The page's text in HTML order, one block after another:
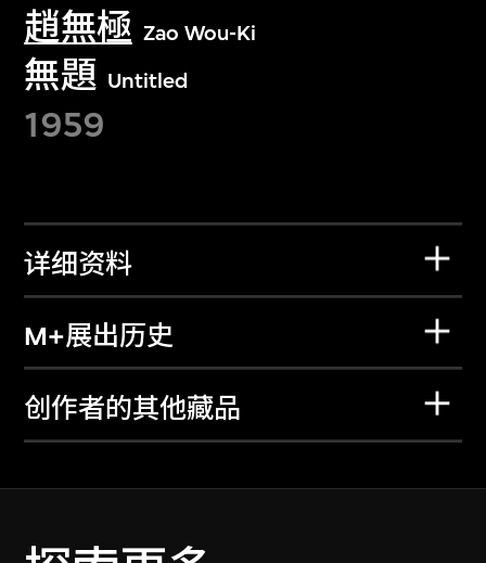
趙無極 Zao Wou-Ki
無題 Untitled
1959
详细资料
M+展出历史
创作者的其他藏品
文化藏品。